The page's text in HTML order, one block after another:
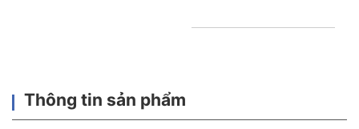
Thông tin sản phẩm